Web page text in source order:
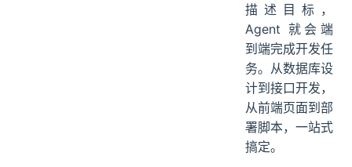
描述目标，
Agent 就会端
到端完成开发任
务。从数据库设
计到接口开发，
从前端页面到部
署脚本，一站式
搞定。